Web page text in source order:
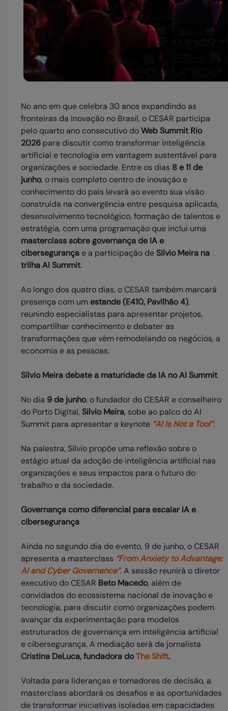
No ano em que celebra 30 anos expandindo as
fronteiras da inovação no Brasil, o CESAR participa
pelo quarto ano consecutivo doWeb Summit Rio
2026 para discutir como transformar inteligência
artificial e tecnologia em vantagem sustentável para
organizações e sociedade. Entre os dias 8 e 11 de
junho, o mais completo centro de inovação e
conhecimento do país levará ao evento sua visão
construída na convergência entre pesquisa aplicada,
desenvolvimento tecnológico, formação de talentos e
estratégia, com uma programação que inclui uma
masterclass sobre governança de IA e
cibersegurança e a participação deSilvio Meira na
trilha AI Summit.
Ao longo dos quatro dias, o CESAR também marcará
presença com um estande (E410, Pavilhão 4),
reunindo especialistas para apresentar projetos,
compartilhar conhecimento e debater as
transformações que vêm remodelando os negócios, a
economia e as pessoas.
Silvio Meira debate a maturidade da IA no AI Summit
No dia 9 de junho, o fundador do CESAR e conselheiro
do Porto Digital, Silvio Meira, sobe ao palco do AI
Summit para apresentar a keynote “AI Is Not a Tool”.
Na palestra, Silvio propõe uma reflexão sobre o
estágio atual da adoção de inteligência artificial nas
organizações e seus impactos para o futuro do
trabalho e da sociedade.
Governança como diferencial para escalar IA e
cibersegurança
Ainda no segundo dia de evento, 9 de junho, o CESAR
apresenta a masterclass “From Anxiety to Advantage:
AI and Cyber Governance”. A sessão reunirá o diretor
executivo do CESAR Beto Macedo, além de
convidados do ecossistema nacional de inovação e
tecnologia, para discutir como organizações podem
avançar da experimentação para modelos
estruturados de governança em inteligência artificial
e cibersegurança. A mediação será da jornalista
Cristina DeLuca, fundadora doThe Shift.
Voltada para lideranças e tomadores de decisão, a
masterclass abordará os desafios e as oportunidades
de transformar iniciativas isoladas em capacidades